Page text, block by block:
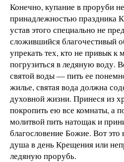
Конечно, купание в проруби
принадлежностью праздника
устав этого специально не
сложившийся благочестивый
упрекать тех, кто не привык
погрузиться в ледяную воду.
святой воды — пить ее
жилье, святая вода должна
духовной жизни. Принеся из
покропить ею все комнаты, а
молитвой пить натощак и
благословение Божие. Вот это
душа в день Крещения или
ледяную прорубь.